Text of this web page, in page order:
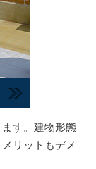
す。建物形態
リットもデメ